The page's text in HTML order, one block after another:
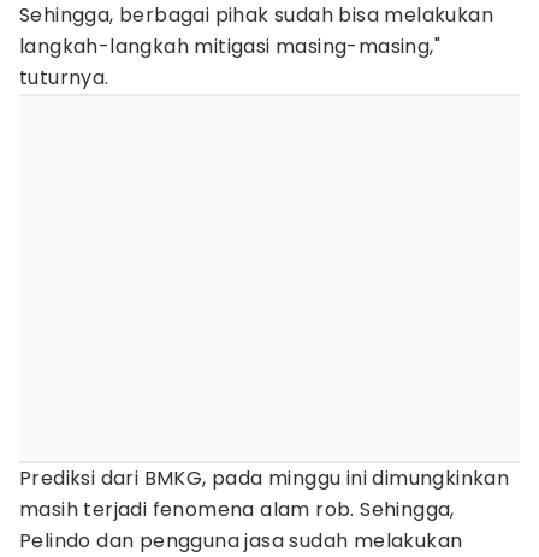
Sehingga, berbagai pihak sudah bisa melakukan
langkah-langkah mitigasi masing-masing,"
tuturnya.
Prediksi dari BMKG, pada minggu ini dimungkinkan
masih terjadi fenomena alam rob. Sehingga,
Pelindo dan pengguna jasa sudah melakukan